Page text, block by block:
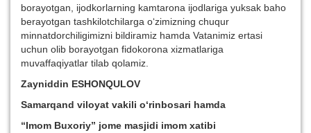
borayotgan, ijodkorlarning kamtarona ijodlariga yuksak baho
berayotgan tashkilotchilarga o‘zimizning chuqur
minnatdorchiligimizni bildiramiz hamda Vatanimiz ertasi
uchun olib borayotgan fidokorona xizmatlariga
muvaffaqiyatlar tilab qolamiz.
Zayniddin ESHONQULOV
Samarqand viloyat vakili o‘rinbosari hamda
“Imom Buxoriy” jome masjidi imom xatibi